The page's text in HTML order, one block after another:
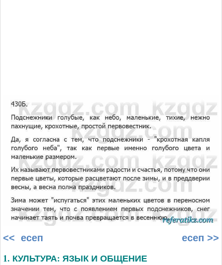
<< есеп есеп >>
1. КУЛЬТУРА: ЯЗЫК И ОБЩЕНИЕ